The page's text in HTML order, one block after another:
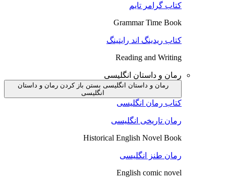
کتاب گرامر تایم
Grammar Time Book
کتاب ریدینگ اند رایتینگ
Reading and Writing
رمان و داستان انگلیسی
رمان و داستان انگلیسی بستن باز کردن رمان و داستان
انگلیسی
کتاب رمان انگلیسی
رمان تاریخی انگلیسی
Historical English Novel Book
رمان طنز انگلیسی
English comic novel